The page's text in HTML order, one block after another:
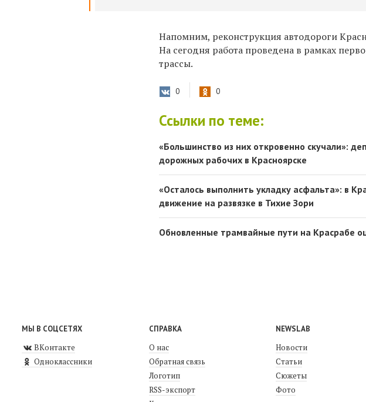
Напомним, реконструкция автодороги
На сегодня работа проведена в рамках
трассы.
0 0
Ссылки по теме:
«Большинство из них откровенно скучали»:
дорожных рабочих в Красноярске
«Осталось выполнить укладку асфальта»: в
движение на развязке в Тихие Зори
Обновленные трамвайные пути на Красрабе
МЫ В СОЦСЕТЯХ
ВКонтакте
Одноклассники
СПРАВКА
О нас
Обратная связь
Логотип
RSS-экспорт
NEWSLAB
Новости
Статьи
Сюжеты
Фото